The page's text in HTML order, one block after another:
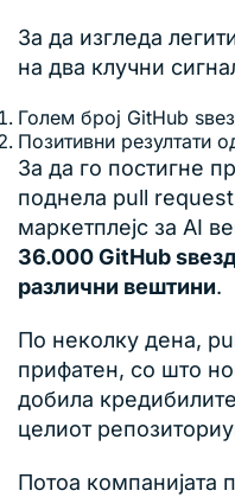
За да изгледа
на два клучни
Голем број GitHub
Позитивни резултати
За да го постигне
поднела pull
маркетплејс за AI
36.000 GitHub
различни вештини.
По неколку дена,
прифатен, со што
добила
целиот
Потоа компанијата